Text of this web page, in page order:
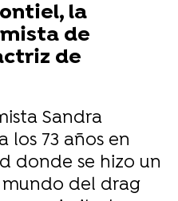
la
de
de
Sandra
los 73 años en
donde se hizo un
del drag